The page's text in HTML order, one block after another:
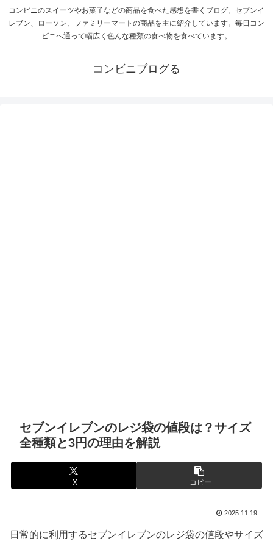
コンビニのスイーツやお菓子などの商品を食べた感想を書くブログ。セブンイ
レブン、ローソン、ファミリーマートの商品を主に紹介しています。毎日コン
ビニへ通って幅広く色んな種類の食べ物を食べています。
コンビニブログる
セブンイレブンのレジ袋の値段は？サイズ
全種類と3円の理由を解説
X コピー
2025.11.19
日常的に利用するセブンイレブンのレジ袋の値段やサイズ